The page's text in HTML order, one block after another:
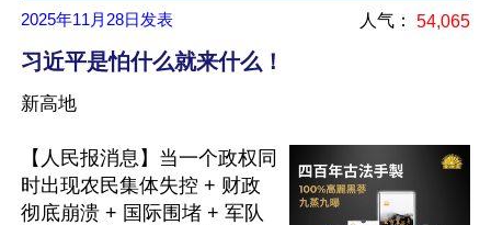
2025年11月28日 发表 人气： 54,065
习近平是怕什么就来什么！
新高地
【人民报消息】当一个政权同
时出现农民集体失控 + 财政
彻底崩溃 + 国际围堵 + 军队